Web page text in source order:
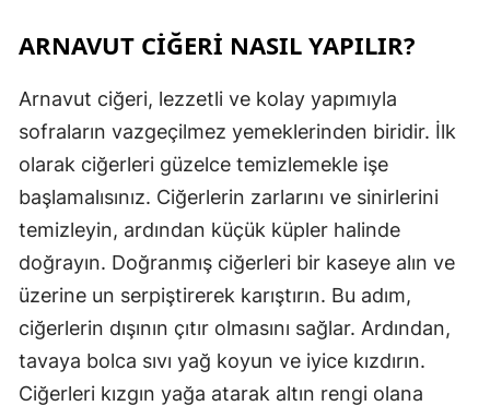
ARNAVUT CIĞERI NASIL YAPILIR?
Arnavut ciğeri, lezzetli ve kolay yapımıyla
sofraların vazgeçilmez yemeklerinden biridir. İlk
olarak ciğerleri güzelce temizlemekle işe
başlamalısınız. Ciğerlerin zarlarını ve sinirlerini
temizleyin, ardından küçük küpler halinde
doğrayın. Doğranmış ciğerleri bir kaseye alın ve
üzerine un serpiştirerek karıştırın. Bu adım,
ciğerlerin dışının çıtır olmasını sağlar. Ardından,
tavaya bolca sıvı yağ koyun ve iyice kızdırın.
Ciğerleri kızgın yağa atarak altın rengi olana